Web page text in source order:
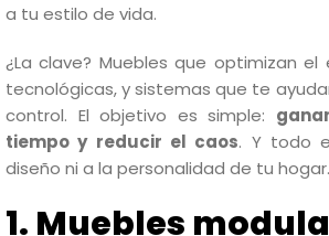
a tu estilo de vida.
¿La clave? Muebles que optimizan el
tecnológicas, y sistemas que te
control. El objetivo es simple:
tiempo y reducir el caos. Y todo
diseño ni a la personalidad de tu hogar.
1. Muebles